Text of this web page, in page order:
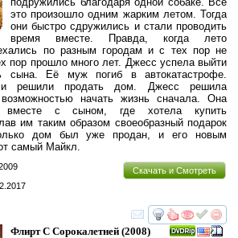
это произошло одним жарким летом. Тогда
они быстро сдружились и стали проводить
время вместе. Правда, когда лето
по разным городам и с тех пор не
пор прошло много лет. Джесс успела выйти
Её муж погиб в автокатастрофе.
и решили продать дом. Джесс решила
возможностью начать жизнь сначала. Она
вместе с сыном, где хотела купить
им таким образом своеобразный подарок
дом был уже продан, и его новым
самый Майкл.
Скачать и Смотреть
смотреть
Флирт С Сорокалетней (2008)